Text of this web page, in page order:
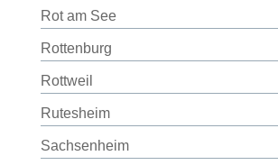
Rot am See
Rottenburg
Rottweil
Rutesheim
Sachsenheim